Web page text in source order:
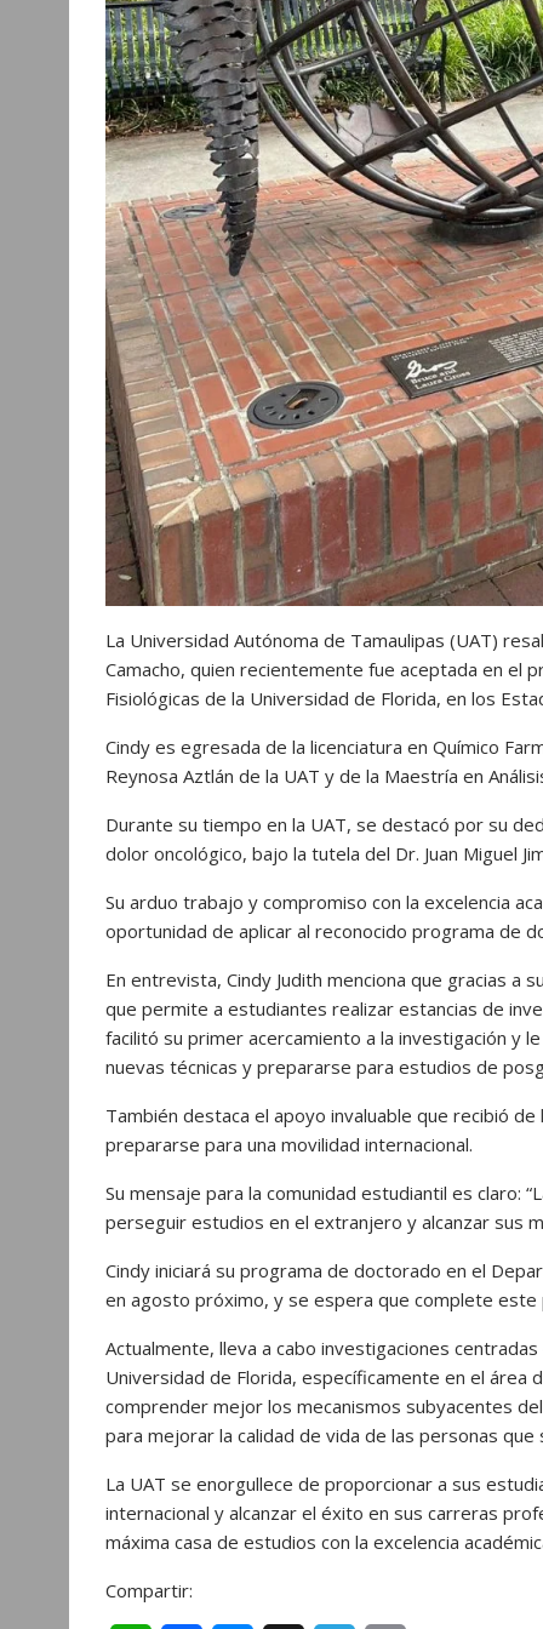
La Universidad Autónoma de Tamaulipas (UAT)
Camacho, quien recientemente fue aceptada en el
Fisiológicas de la Universidad de Florida, en los
Cindy es egresada de la licenciatura en Químico
Reynosa Aztlán de la UAT y de la Maestría en
Durante su tiempo en la UAT, se destacó por su
dolor oncológico, bajo la tutela del Dr. Juan Miguel
Su arduo trabajo y compromiso con la excelencia
oportunidad de aplicar al reconocido programa de
En entrevista, Cindy Judith menciona que gracias a
que permite a estudiantes realizar estancias de
facilitó su primer acercamiento a la investigación y
nuevas técnicas y prepararse para estudios de
También destaca el apoyo invaluable que recibió
prepararse para una movilidad internacional.
Su mensaje para la comunidad estudiantil es claro:
perseguir estudios en el extranjero y alcanzar sus
Cindy iniciará su programa de doctorado en el
en agosto próximo, y se espera que complete
Actualmente, lleva a cabo investigaciones
Universidad de Florida, específicamente en el área
comprender mejor los mecanismos subyacentes
para mejorar la calidad de vida de las personas que
La UAT se enorgullece de proporcionar a sus
internacional y alcanzar el éxito en sus carreras
máxima casa de estudios con la excelencia
Compartir: